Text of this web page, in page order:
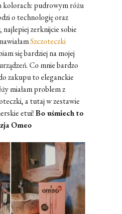
kolorach: pudrowym różu
o technologię oraz
zerknijcie sobie
Szczoteczki
się bardziej na mojej
Co mnie bardzo
zakupu to eleganckie
miałam problem z
a tutaj w zestawie
etui!Bo uśmiech to
Omeo